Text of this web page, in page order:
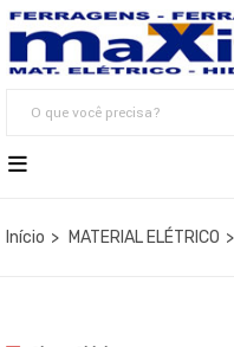
Início MATERIAL ELÉTRICO